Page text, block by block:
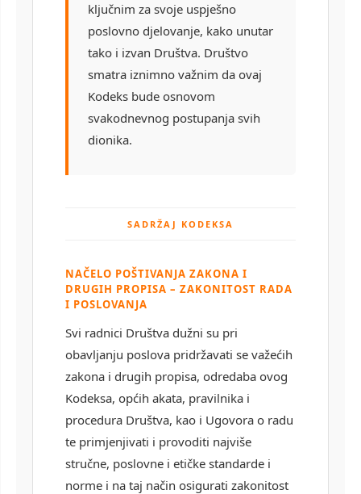
ključnim za svoje uspješno
poslovno djelovanje, kako unutar
tako i izvan Društva. Društvo
smatra iznimno važnim da ovaj
Kodeks bude osnovom
svakodnevnog postupanja svih
dionika.
SADRŽAJ KODEKSA
NAČELO POŠTIVANJA ZAKONA I
DRUGIH PROPISA – ZAKONITOST RADA
I POSLOVANJA
Svi radnici Društva dužni su pri
obavljanju poslova pridržavati se važećih
zakona i drugih propisa, odredaba ovog
Kodeksa, općih akata, pravilnika i
procedura Društva, kao i Ugovora o radu
te primjenjivati i provoditi najviše
stručne, poslovne i etičke standarde i
norme i na taj način osigurati zakonitost